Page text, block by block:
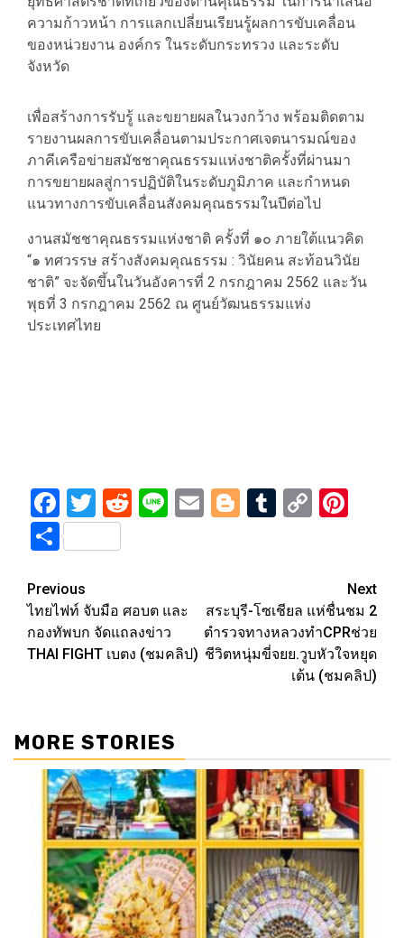
ความก้าวหน้า การแลกเปลี่ยนเรียนรู้ผลการขับเคลื่อน
ของหน่วยงาน องค์กร ในระดับกระทรวง และระดับ
จังหวัด
เพื่อสร้างการรับรู้ และขยายผลในวงกว้าง พร้อมติดตาม
รายงานผลการขับเคลื่อนตามประกาศเจตนารมณ์ของ
ภาคีเครือข่ายสมัชชาคุณธรรมแห่งชาติครั้งที่ผ่านมา
การขยายผลสู่การปฏิบัติในระดับภูมิภาค และกำหนด
แนวทางการขับเคลื่อนสังคมคุณธรรมในปีต่อไป
งานสมัชชาคุณธรรมแห่งชาติ ครั้งที่ ๑๐ ภายใต้แนวคิด
“๑ ทศวรรษ สร้างสังคมคุณธรรม : วินัยคน สะท้อนวินัย
ชาติ” จะจัดขึ้นในวันอังคารที่ 2 กรกฎาคม 2562 และวัน
พุธที่ 3 กรกฎาคม 2562 ณ ศูนย์วัฒนธรรมแห่ง
ประเทศไทย
Facebook
Twitter
Reddit
LineEmailBlogger
Tumblr
Copy
Share
Post
navigation
Previous
ไทยไฟท์ จับมือ ศอบต และ
กองทัพบก จัดแถลงข่าว
THAI FIGHT เบตง (ชมคลิป)
Next
สระบุรี-โซเชียล แห่ชื่นชม​ 2
ตำรวจทางหลวงทำCPRช่วย
ชีวิตหนุ่มขี่จยย.วูบหัวใจหยุด
เต้น (ชมคลิป)
MORE STORIES